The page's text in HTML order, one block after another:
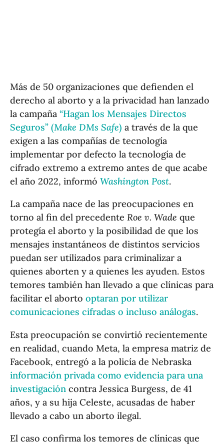
Más de 50 organizaciones que defienden el
derecho al aborto y a la privacidad han lanzado
la campaña“Hagan los Mensajes Directos
Seguros” (Make DMs Safe) a través de la que
exigen a las compañías de tecnología
implementar por defecto la tecnología de
cifrado extremo a extremo antes de que acabe
el año 2022, informóWashington Post.
La campaña nace de las preocupaciones en
torno al fin del precedenteRoe v. Wade que
protegía el aborto y la posibilidad de que los
mensajes instantáneos de distintos servicios
puedan ser utilizados para criminalizar a
quienes aborten y a quienes les ayuden. Estos
temores también han llevado a que clínicas para
facilitar el abortooptaran por utilizar
comunicaciones cifradas o incluso análogas.
Esta preocupación se convirtió recientemente
en realidad, cuando Meta, la empresa matriz de
Facebook, entregó a la policía de Nebraska
información privada como evidencia para una
investigación contra Jessica Burgess, de 41
años, y a su hija Celeste, acusadas de haber
llevado a cabo un aborto ilegal.
El caso confirma los temores de clínicas que